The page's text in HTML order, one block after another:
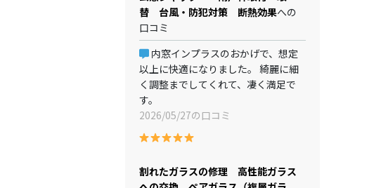
替 台風・防犯対策 断熱効果への
口コミ
内窓インプラスのおかげで、想定
以上に快適になりました。 綺麗に細
く調整までしてくれて、凄く満足で
す。
2026/05/27の口コミ
割れたガラスの修理 高性能ガラス